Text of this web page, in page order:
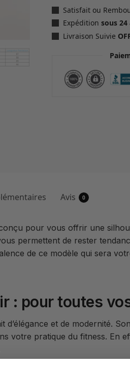
Satisfait ou
Expédition sous 24
Livraison Suivie
Avis 0
pour vous offrir une
permettent de rester
de ce modèle qui sera
: pour toutes
d’élégance et de modernité.
votre pratique du fitness. En